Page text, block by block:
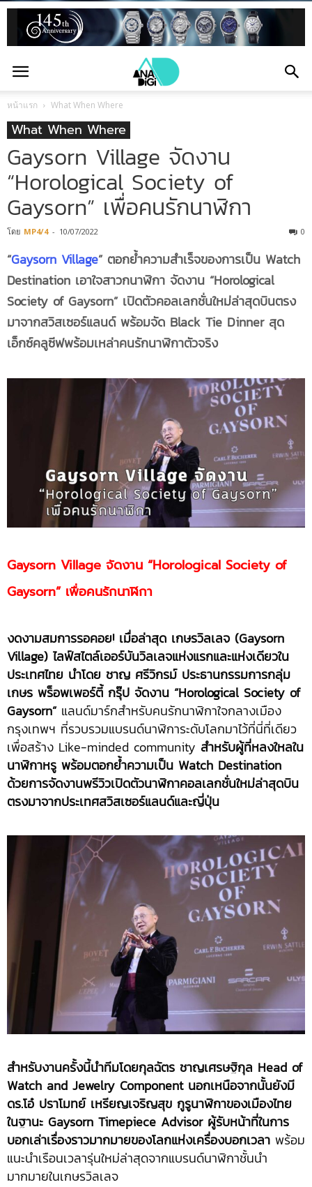
หน้าแรก What When Where
What When Where
Gaysorn Village จัดงาน
“Horological Society of
Gaysorn” เพื่อคนรักนาฬิกา
โดย MP4/4 - 10/07/2022 0
“Gaysorn Village” ตอกย้ำความสำเร็จของการเป็น Watch
Destination เอาใจสาวกนาฬิกา จัดงาน “Horological
Society of Gaysorn” เปิดตัวคอลเลกชั่นใหม่ล่าสุดบินตรง
มาจากสวิสเซอร์แลนด์ พร้อมจัด Black Tie Dinner สุด
เอ็กซ์คลูซีฟพร้อมเหล่าคนรักนาฬิกาตัวจริง
Gaysorn Village จัดงาน “Horological Society of
Gaysorn” เพื่อคนรักนาฬิกา
งดงามสมการรอคอย! เมื่อล่าสุด เกษรวิลเลจ (Gaysorn
Village) ไลฟ์สไตล์เออร์บันวิลเลจแห่งแรกและแห่งเดียวใน
ประเทศไทย นำโดย ชาญ ศรีวิกรม์ ประธานกรรมการกลุ่ม
เกษร พร็อพเพอร์ตี้ กรุ๊ป จัดงาน “Horological Society of
Gaysorn”แลนด์มาร์กสำหรับคนรักนาฬิกาใจกลางเมือง
กรุงเทพฯ ที่รวบรวมแบรนด์นาฬิการะดับโลกมาไว้ที่นี่ที่เดียว
เพื่อสร้าง Like-minded community สำหรับผู้ที่หลงใหลใน
นาฬิกาหรู พร้อมตอกย้ำความเป็น Watch Destination
ด้วยการจัดงานพรีวิวเปิดตัวนาฬิกาคอลเลกชั่นใหม่ล่าสุดบิน
ตรงมาจากประเทศสวิสเซอร์แลนด์และญี่ปุ่น
สำหรับงานครั้งนี้นำทีมโดยกุลฉัตร ชาญเศรษฐิกุล Head of
Watch and Jewelry Component นอกเหนือจากนั้นยังมี
ดร.โอ๋ ปราโมทย์ เหรียญเจริญสุข กูรูนาฬิกาของเมืองไทย
ในฐานะ Gaysorn Timepiece Advisor ผู้รับหน้าที่ในการ
บอกเล่าเรื่องราวมากมายของโลกแห่งเครื่องบอกเวลา พร้อม
แนะนำเรือนเวลารุ่นใหม่ล่าสุดจากแบรนด์นาฬิกาชั้นนำ
มากมายในเกษรวิลเลจ